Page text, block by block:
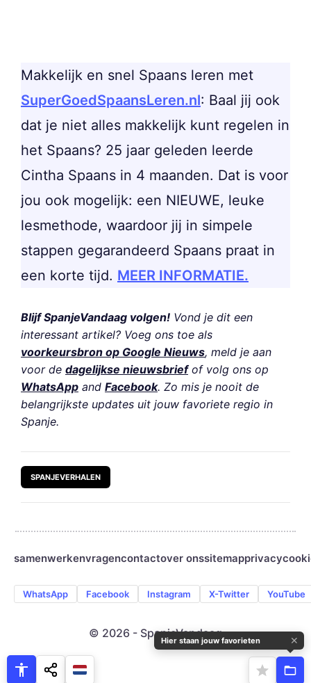
Makkelijk en snel Spaans leren met
SuperGoedSpaansLeren.nl: Baal jij ook
dat je niet alles makkelijk kunt regelen in
het Spaans? 25 jaar geleden leerde
Cintha Spaans in 4 maanden. Dat is voor
jou ook mogelijk: een NIEUWE, leuke
lesmethode, waardoor jij in simpele
stappen gegarandeerd Spaans praat in
een korte tijd. MEER INFORMATIE.
Blijf SpanjeVandaag volgen! Vond je dit een
interessant artikel? Voeg ons toe als
voorkeursbron op Google Nieuws, meld je aan
voor de dagelijkse nieuwsbriefof volg ons op
WhatsApp and Facebook. Zo mis je nooit de
belangrijkste updates uit jouw favoriete regio in
Spanje.
SPANJEVERHALEN
samenwerkenvragencontactover onssitemapprivacy
WhatsApp Facebook Instagram X-Twitter YouTube
© 2026 - SpanjeVandaag
Hier staan jouw favorieten ✕